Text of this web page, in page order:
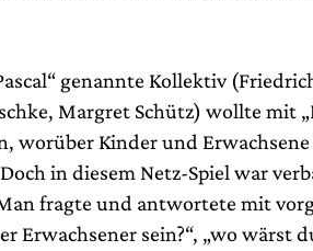
genannte Kollektiv
Margret Schütz) wollte mit
worüber Kinder und
in diesem Netz-Spiel war
fragte und antwortete mit
Erwachsener sein?“, „wo wärst